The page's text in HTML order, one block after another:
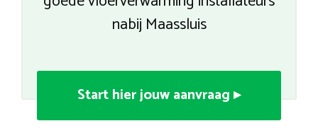
nabij Maassluis
Start hier jouw aanvraag ▸